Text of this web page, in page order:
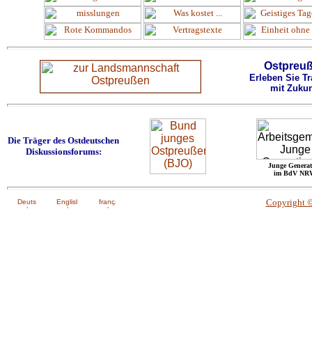
Erleben Sie
mit
Die Träger des Ostdeutschen
Diskussionsforums:
Junge
im BdV
Copyright